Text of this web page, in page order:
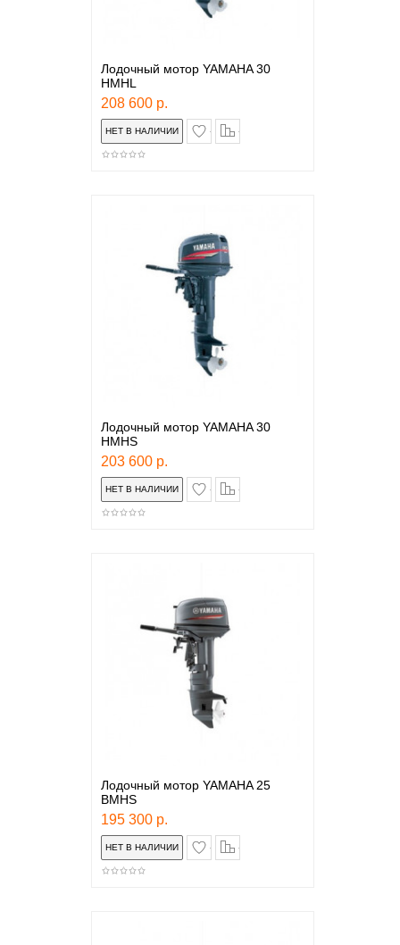
Лодочный мотор YAMAHA 30
HMHL
208 600 р.
в закладки
Лодочный мотор YAMAHA 30
HMHS
203 600 р.
в закладки
Лодочный мотор YAMAHA 25
BMHS
195 300 р.
в закладки